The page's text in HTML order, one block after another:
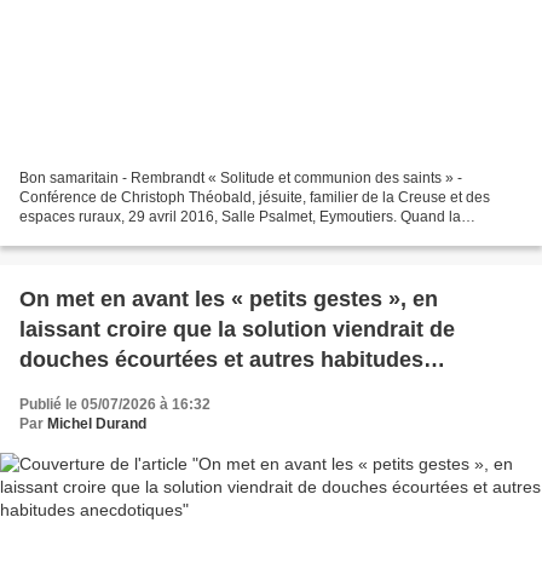
Bon samaritain - Rembrandt « Solitude et communion des saints » -
Conférence de Christoph Théobald, jésuite, familier de la Creuse et des
espaces ruraux, 29 avril 2016, Salle Psalmet, Eymoutiers. Quand la
On met en avant les « petits gestes », en
laissant croire que la solution viendrait de
douches écourtées et autres habitudes
anecdotiques
Publié le 05/07/2026 à 16:32
Par Michel Durand